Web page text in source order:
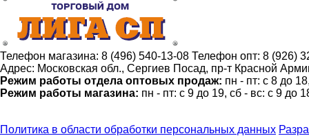
Телефон магазина: 8 (496) 540-13-08 Телефон опт: 8 (926)
Адрес: Московская обл., Сергиев Посад, пр-т Красной
Режим работы отдела оптовых продаж: пн - пт: с 8 до
Режим работы магазина: пн - пт: с 9 до 19, сб - вс: с 9 до
Политика в области обработки персональных данных